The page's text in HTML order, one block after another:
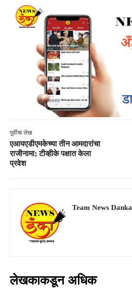
पूर्वीचा लेख
एआयएडीएमकेच्या तीन आमदारांचा
राजीनामा; टीव्हीके पक्षात केला
प्रवेश
Team News Danka
लेखकाकडून अधिक